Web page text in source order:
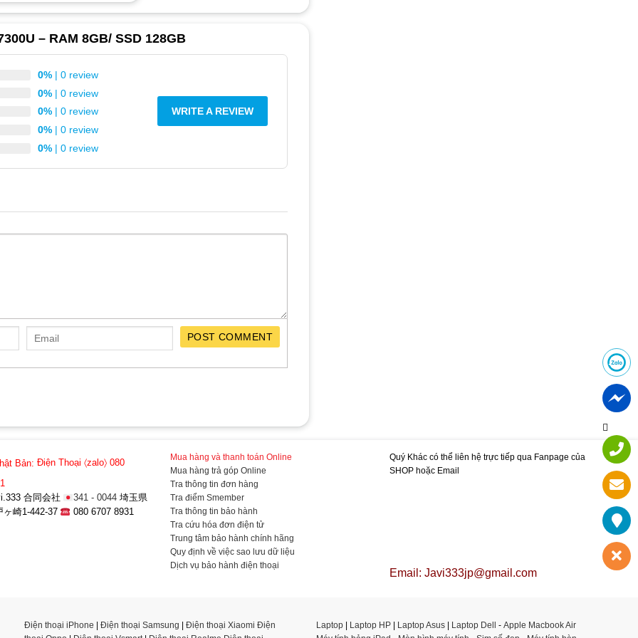
– RAM 8GB/ SSD 128GB
0% | 0 review
0% | 0 review
0% | 0 review
0% | 0 review
0% | 0 review
WRITE A REVIEW
POST COMMENT
Bản: Điện Thoại 〈zalo〉 080
合同会社
341 - 0044埼玉県
ヶ崎1-442-37
080 6707 8931
Mua hàng và thanh toán Online
Mua hàng trả góp Online
Tra thông tin đơn hàng
Tra điểm Smember
Tra thông tin bảo hành
Tra cứu hóa đơn điện tử
Trung tâm bảo hành chính hãng
Quy định về việc sao lưu dữ liệu
Dịch vụ bảo hành điện thoại
Quý Khác có thể liên hệ trực tiếp qua Fanpage của
SHOP hoặc Email
Email: Javi333jp@gmail.com
Điện thoại iPhone | Điện thoại Samsung | Điện thoại Xiaomi Điện
Laptop | Laptop HP | Laptop Asus | Laptop Dell - Apple Macbook Air